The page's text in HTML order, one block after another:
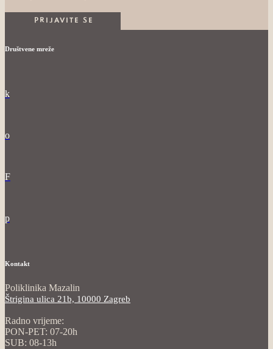
Društvene mreže
k
o
F
p
Kontakt
Poliklinika Mazalin
Štrigina ulica 21b, 10000 Zagreb
Radno vrijeme:
PON-PET: 07-20h
SUB: 08-13h